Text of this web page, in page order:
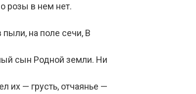
розы в нем нет.
пыли, на поле сечи, В
сын Родной земли. Ни
их — грусть, отчаянье —